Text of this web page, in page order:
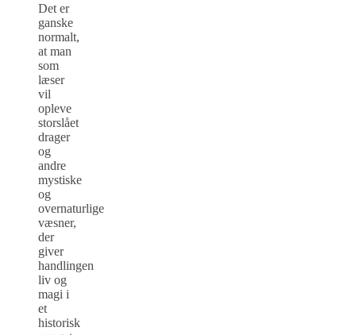
Det er
ganske
normalt,
at man
som
læser
vil
opleve
storslået
drager
og
andre
mystiske
og
overnaturlige
væsner,
der
giver
handlingen
liv og
magi i
et
historisk